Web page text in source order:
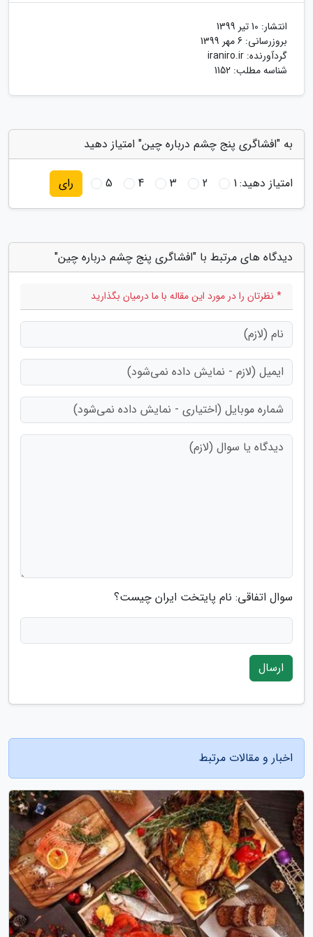
انتشار: 10 تیر 1399
بروزرسانی: 6 مهر 1399
گردآورنده: iraniro.ir
شناسه مطلب: 1152
به "افشاگری پنج چشم درباره چین" امتیاز دهید
امتیاز دهید:1
2
3
4
5 رای
دیدگاه های مرتبط با "افشاگری پنج چشم درباره چین"
* نظرتان را در مورد این مقاله با ما درمیان بگذارید
سوال اتفاقی: نام پایتخت ایران چیست؟
ارسال
اخبار و مقالات مرتبط